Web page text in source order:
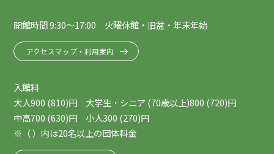
開館時間 9:30～17:00 火曜休館・旧盆・年末年始
アクセスマップ・利用案内
入館料
大人900 (810)円 大学生・シニア (70歳以上)800 (720)円
中高700 (630)円 小人300 (270)円
※（ ）内は20名以上の団体料金